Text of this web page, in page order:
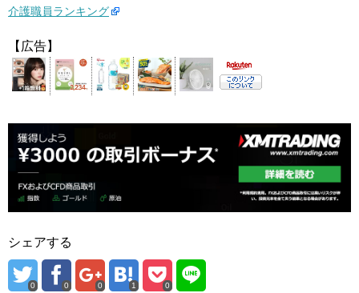
介護職員ランキング
【広告】
シェアする
0 0 0 1 0